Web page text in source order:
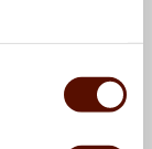
Pòrtic,